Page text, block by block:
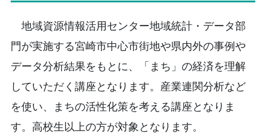
地域資源情報活用センター地域統計・データ部
門が実施する宮崎市中心市街地や県内外の事例や
データ分析結果をもとに、「まち」の経済を理解
していただく講座となります。産業連関分析など
を使い、まちの活性化策を考える講座となりま
す。高校生以上の方が対象となります。